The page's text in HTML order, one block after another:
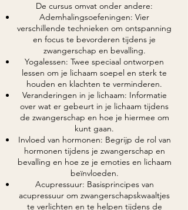
De cursus omvat onder andere:
Ademhalingsoefeningen: Vier
verschillende technieken om ontspanning
en focus te bevorderen tijdens je
zwangerschap en bevalling.
Yogalessen: Twee speciaal ontworpen
lessen om je lichaam soepel en sterk te
houden en klachten te verminderen.
Veranderingen in je lichaam: Informatie
over wat er gebeurt in je lichaam tijdens
de zwangerschap en hoe je hiermee om
kunt gaan.
Invloed van hormonen: Begrijp de rol van
hormonen tijdens je zwangerschap en
bevalling en hoe ze je emoties en lichaam
beïnvloeden.
Acupressuur: Basisprincipes van
acupressuur om zwangerschapskwaaltjes
te verlichten en te helpen tijdens de